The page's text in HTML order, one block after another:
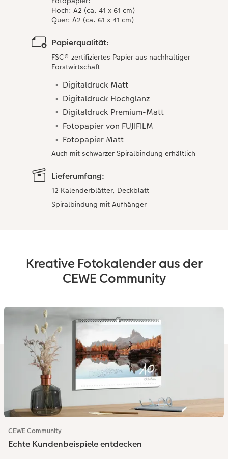
Hoch: A2 (ca. 41 x 61 cm)​
Quer: A2 (ca. 61 x 41 cm)
Papierqualität:
FSC® zertifiziertes Papier aus nachhaltiger
Forstwirtschaft
Digitaldruck Matt
Digitaldruck Hochglanz
Digitaldruck Premium-Matt
Fotopapier von FUJIFILM
Fotopapier Matt
Auch mit schwarzer Spiralbindung erhältlich
Lieferumfang:
12 Kalenderblätter, Deckblatt
Spiralbindung mit Aufhänger
Kreative Fotokalender aus der
CEWE Community
CEWE Community
Echte Kundenbeispiele entdecken